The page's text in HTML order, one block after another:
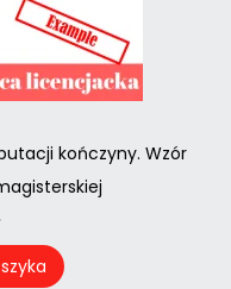
kończyny. Wzór